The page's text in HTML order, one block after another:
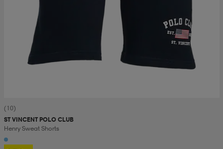
(10)
ST VINCENT POLO CLUB
Henry Sweat Shorts